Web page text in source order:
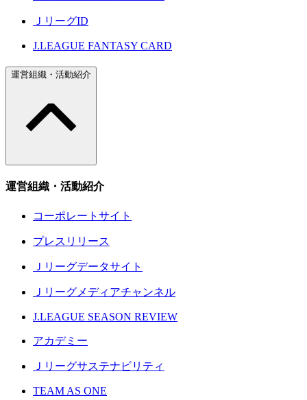
ＪリーグID
J.LEAGUE FANTASY CARD
運営組織・活動紹介
運営組織・活動紹介
コーポレートサイト
プレスリリース
Ｊリーグデータサイト
Ｊリーグメディアチャンネル
J.LEAGUE SEASON REVIEW
アカデミー
Ｊリーグサステナビリティ
TEAM AS ONE